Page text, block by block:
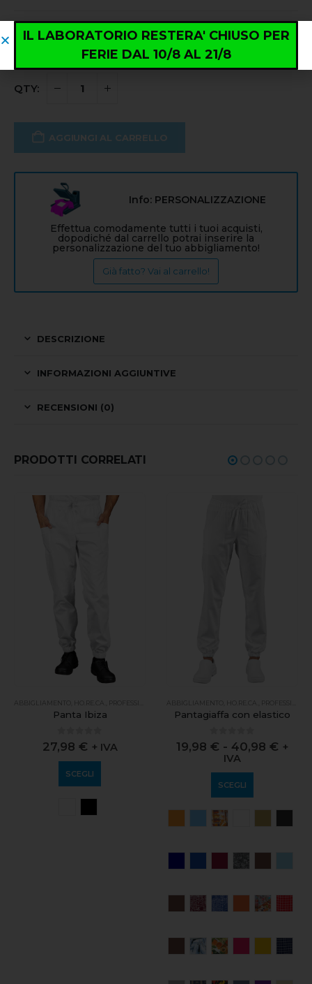
TAGLIA
AGGIUNGI AL CARRELLO
Info: PERSONALIZZAZIONE
Effettua comodamente tutti i tuoi acquisti,
dopodiché dal carrello potrai inserire la
personalizzazione del tuo abbigliamento!
Già fatto? Vai al carrello!
DESCRIZIONE
INFORMAZIONI AGGIUNTIVE
RECENSIONI (0)
PRODOTTI CORRELATI
ABBIGLIAMENTO HO.RE.CA. PROFESSIONALE
Panta Ibiza
0out of 5
27,98 € + IVA
SCEGLI
ABBIGLIAMENTO HO.RE.CA. PROFESSIONALE
Pantagiaffa con elastico
0out of 5
19,98 € - 40,98 € +
IVA
SCEGLI
IL LABORATORIO RESTERA' CHIUSO PER
FERIE DAL 10/8 AL 21/8